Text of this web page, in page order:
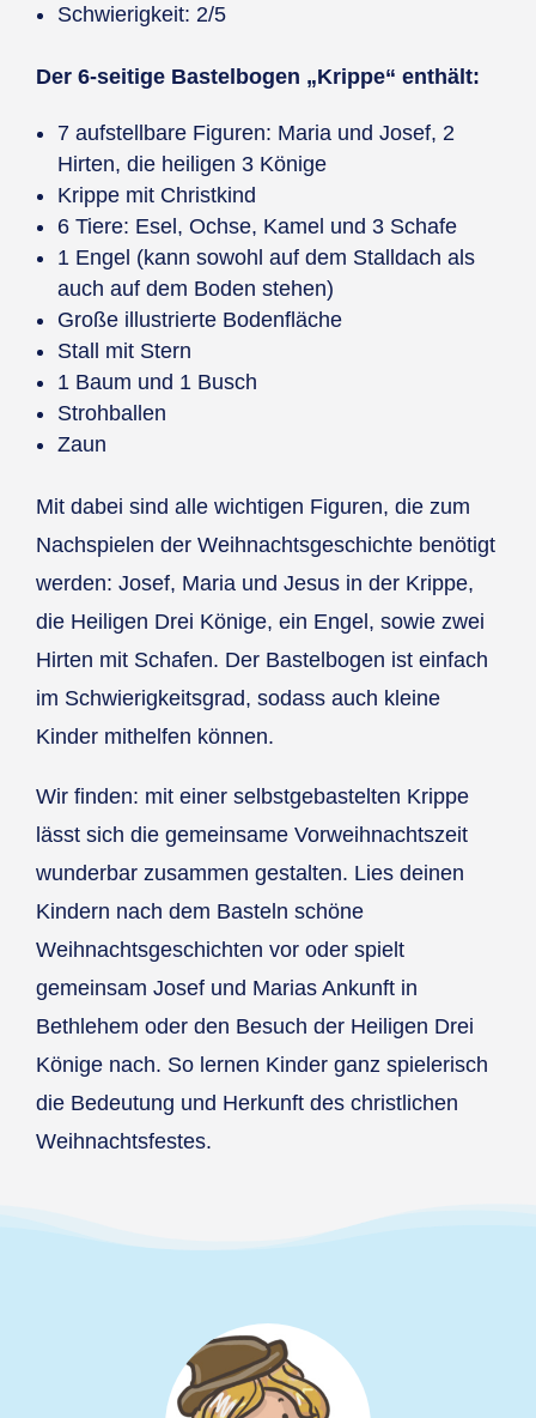
Schwierigkeit: 2/5
Der 6-seitige Bastelbogen „Krippe“ enthält:
7 aufstellbare Figuren: Maria und Josef, 2
Hirten, die heiligen 3 Könige
Krippe mit Christkind
6 Tiere: Esel, Ochse, Kamel und 3 Schafe
1 Engel (kann sowohl auf dem Stalldach als
auch auf dem Boden stehen)
Große illustrierte Bodenfläche
Stall mit Stern
1 Baum und 1 Busch
Strohballen
Zaun
Mit dabei sind alle wichtigen Figuren, die zum
Nachspielen der Weihnachtsgeschichte benötigt
werden: Josef, Maria und Jesus in der Krippe,
die Heiligen Drei Könige, ein Engel, sowie zwei
Hirten mit Schafen. Der Bastelbogen ist einfach
im Schwierigkeitsgrad, sodass auch kleine
Kinder mithelfen können.
Wir finden: mit einer selbstgebastelten Krippe
lässt sich die gemeinsame Vorweihnachtszeit
wunderbar zusammen gestalten. Lies deinen
Kindern nach dem Basteln schöne
Weihnachtsgeschichten vor oder spielt
gemeinsam Josef und Marias Ankunft in
Bethlehem oder den Besuch der Heiligen Drei
Könige nach. So lernen Kinder ganz spielerisch
die Bedeutung und Herkunft des christlichen
Weihnachtsfestes.